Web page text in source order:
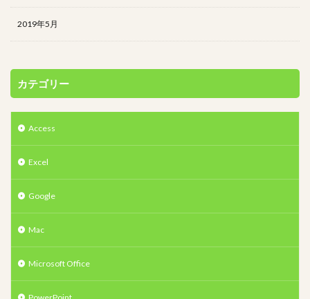
2019年5月
カテゴリー
Access
Excel
Google
Mac
Microsoft Office
PowerPoint